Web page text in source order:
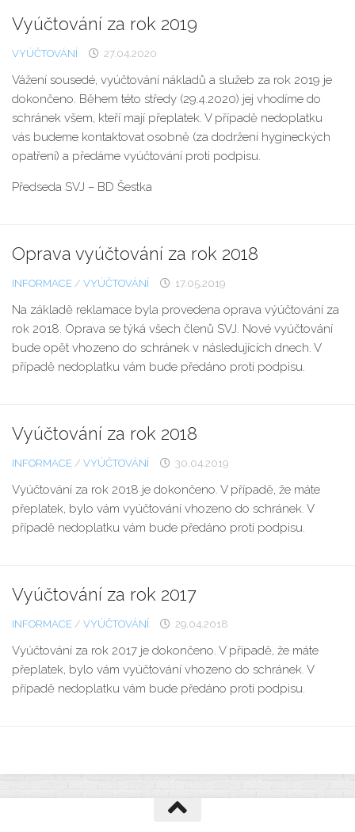
Vyúčtování za rok 2019
VYÚČTOVÁNÍ 27.04.2020
Vážení sousedé, vyúčtování nákladů a služeb za rok 2019 je
dokončeno. Během této středy (29.4.2020) jej vhodíme do
schránek všem, kteří mají přeplatek. V případě nedoplatku
vás budeme kontaktovat osobně (za dodržení hygineckých
opatření) a předáme vyúčtování proti podpisu.
Předseda SVJ – BD Šestka
Oprava vyúčtování za rok 2018
INFORMACE / VYÚČTOVÁNÍ 17.05.2019
Na základě reklamace byla provedena oprava výúčtování za
rok 2018. Oprava se týká všech členů SVJ. Nové vyúčtování
bude opět vhozeno do schránek v následujících dnech. V
případě nedoplatku vám bude předáno proti podpisu.
Vyúčtování za rok 2018
INFORMACE / VYÚČTOVÁNÍ 30.04.2019
Vyúčtování za rok 2018 je dokončeno. V případě, že máte
přeplatek, bylo vám vyúčtování vhozeno do schránek. V
případě nedoplatku vám bude předáno proti podpisu.
Vyúčtování za rok 2017
INFORMACE / VYÚČTOVÁNÍ 29.04.2018
Vyúčtování za rok 2017 je dokončeno. V případě, že máte
přeplatek, bylo vám vyúčtování vhozeno do schránek. V
případě nedoplatku vám bude předáno proti podpisu.